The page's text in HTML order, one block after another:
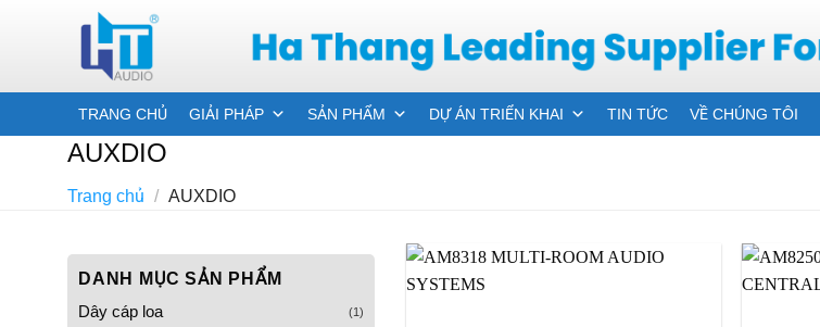
TRANG CHỦ GIẢI PHÁP SẢN PHẨM DỰ ÁN TRIỂN KHAI TIN TỨC VỀ CHÚNG TÔI
AUXDIO
Trang chủ / AUXDIO
DANH MỤC SẢN PHẨM
Dây cáp loa
(1)